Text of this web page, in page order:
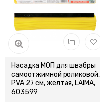
Насадка МОП для швабры
самоотжимной роликовой,
PVA 27 см, желтая, LAIMA,
603599